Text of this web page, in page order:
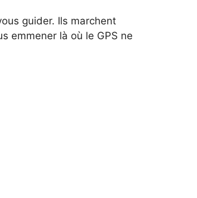
guider. Ils marchent
emmener là où le GPS ne